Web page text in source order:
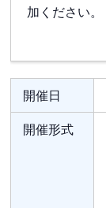
加ください。
開催日
開催形式